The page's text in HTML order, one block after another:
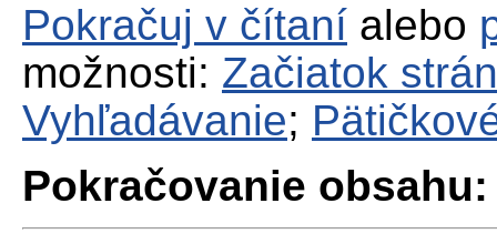
Pokračuj v čítaní alebo
možnosti: Začiatok
Vyhľadávanie;
Pokračovanie obsahu: